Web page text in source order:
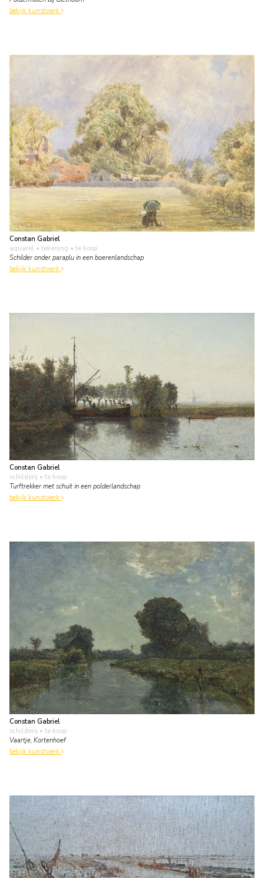
bekijk kunstwerk
Constan Gabriel
aquarel • tekening • te koop
Schilder onder paraplu in een boerenlandschap
bekijk kunstwerk
Constan Gabriel
schilderij • te koop
Turftrekker met schuit in een polderlandschap
bekijk kunstwerk
Constan Gabriel
schilderij • te koop
Vaartje, Kortenhoef
bekijk kunstwerk